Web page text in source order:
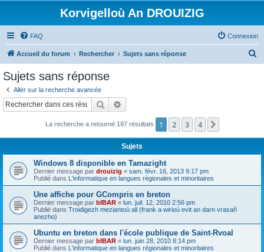
Korvigelloù An DROUIZIG
FAQ Connexion
Accueil du forum Rechercher Sujets sans réponse
c
Sujets sans réponse
Aller sur la recherche avancée
Rechercher
La recherche a retourné 197 résultats 1 2 3 4
Sujets
Windows 8 disponible en Tamazight
Dernier message par drouizig « sam. févr. 16, 2013 9:17 pm
Publié dans L'informatique en langues régionales et minoritaires
Une affiche pour GCompris en breton
Dernier message par bIBAR « lun. juil. 12, 2010 2:56 pm
Publié dans Troidigezh meziantoù all (frank a wirioù evit an darn vrasañ
anezho)
Ubuntu en breton dans l'école publique de Saint-Rvoal
Dernier message par bIBAR « lun. juin 28, 2010 8:14 pm
Publié dans L'informatique en langues régionales et minoritaires